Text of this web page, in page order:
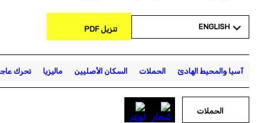
ENGLISH تنزيل PDF
آسيا والمحيط الهادئ الحملات السكان الأصليين ماليزيا تحرك
الحملات